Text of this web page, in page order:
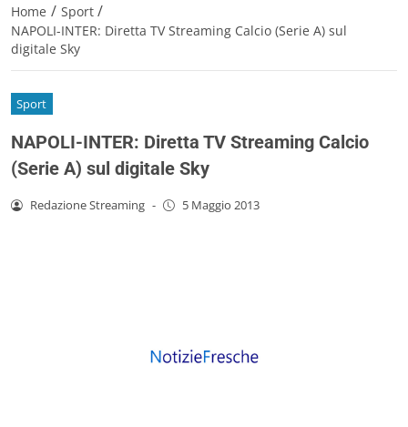
Home / Sport /
NAPOLI-INTER: Diretta TV Streaming Calcio (Serie A) sul
digitale Sky
Sport
NAPOLI-INTER: Diretta TV Streaming Calcio
(Serie A) sul digitale Sky
Redazione Streaming - 5 Maggio 2013